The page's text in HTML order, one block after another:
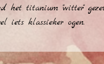
het titanium "witter"
iets klassieker ogen.